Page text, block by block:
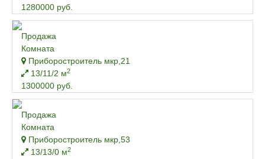
1280000 руб.
Продажа
Комната
Приборостроитель мкр,21
13/11/2 м2
1300000 руб.
Продажа
Комната
Приборостроитель мкр,53
13/13/0 м2